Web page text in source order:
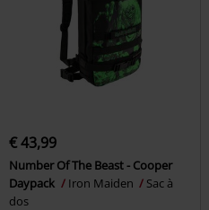
€ 43,99
Number Of The Beast - Cooper
Daypack
Iron Maiden
Sac à
dos